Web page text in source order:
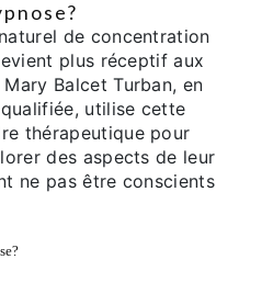
de concentration
plus réceptif aux
Balcet Turban, en
utilise cette
thérapeutique pour
des aspects de leur
ne pas être conscients